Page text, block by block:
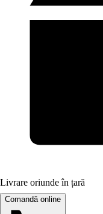
Livrare oriunde în țară
Comandă online